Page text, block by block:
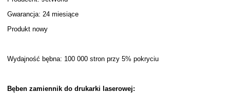
Gwarancja: 24 miesiące
Produkt nowy
Wydajność bębna: 100 000 stron przy 5% pokryciu
Bęben zamiennik do drukarki laserowej: